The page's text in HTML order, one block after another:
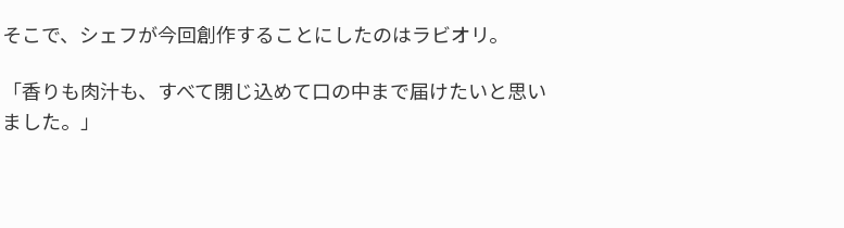
そこで、シェフが今回創作することにしたのはラビオリ。
「香りも肉汁も、すべて閉じ込めて口の中まで届けたいと思い
ました。」